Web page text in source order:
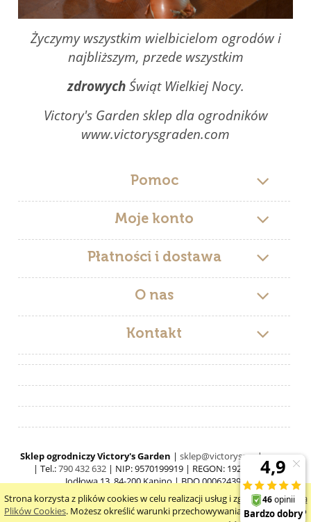
Strona korzysta z plików cookies w celu realizacji usług i zgodnie zPolityką
Plików Cookies. Możesz określić warunki przechowywania lub dostępu do
Życzymy wszystkim wielbicielom ogrodów i
najbliższym, przede wszystkim
zdrowychŚwiąt Wielkiej Nocy.
Victory's Garden sklep dla ogrodników
www.victorysgraden.com
Pomoc
Moje konto
Płatności i dostawa
O nas
Kontakt
Sklep ogrodniczy Victory's Garden | sklep@victorysgarden.com
| Tel.:790 432 632 | NIP: 9570199919 | REGON: 192519546 |
Jodłowa 13, 84-200 Kąpino | BDO 000624397
pokaż pełną wersję strony